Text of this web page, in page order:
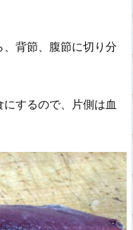
背節、腹節に切り分
するので、片側は血